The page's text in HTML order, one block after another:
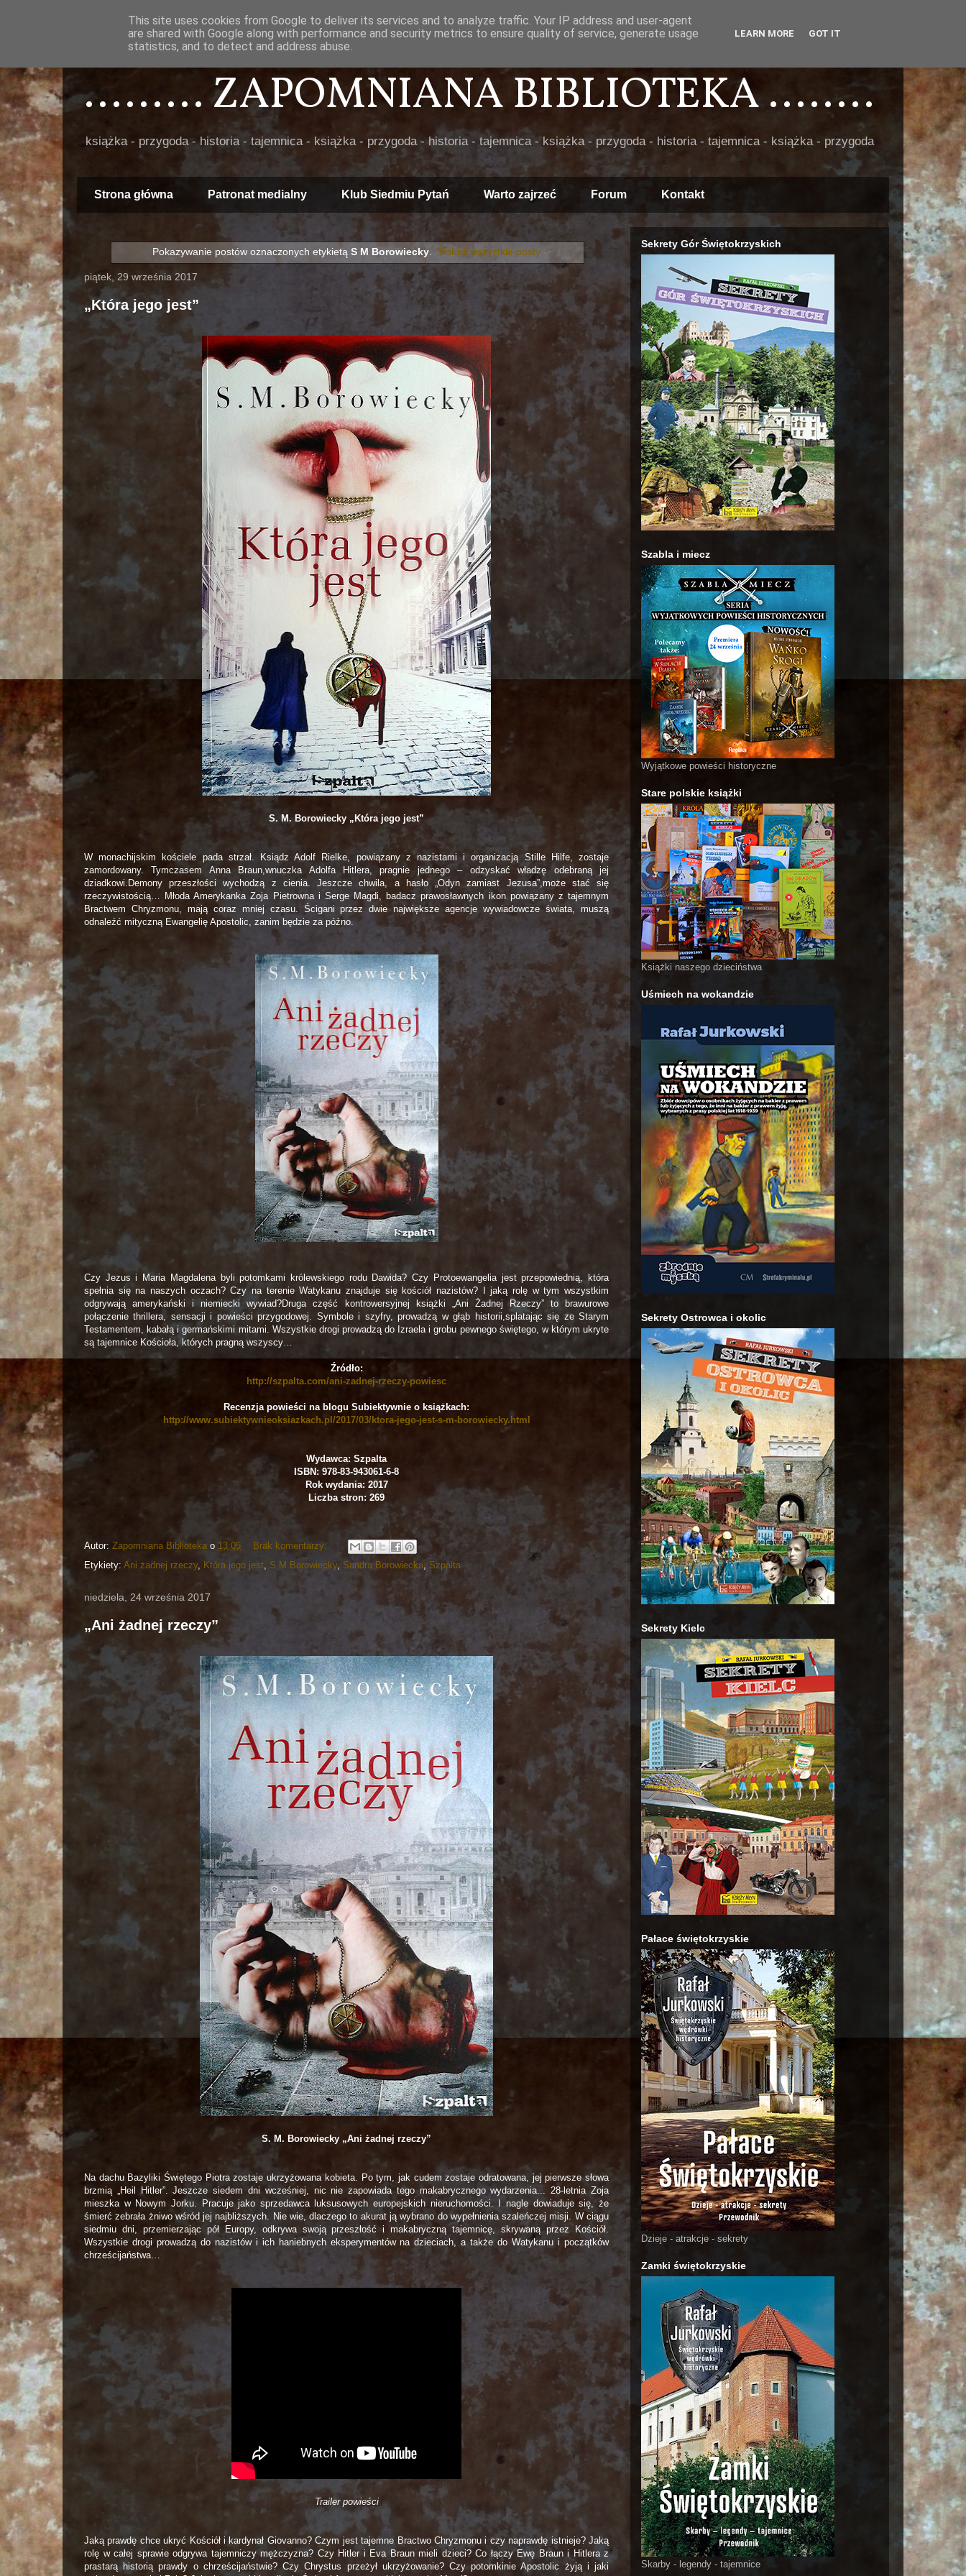
......... ZAPOMNIANA BIBLIOTEKA ........
książka - przygoda - historia - tajemnica - książka - przygoda - historia - tajemnica - książka - przygoda - historia - tajemnica - książka - przygoda
Strona główna Patronat medialny Klub Siedmiu Pytań Warto zajrzeć Forum Kontakt
Pokazywanie postów oznaczonych etykietąS M Borowiecky. Pokaż wszystkie posty
piątek, 29 września 2017
„Która jego jest”
S. M. Borowiecky „Która jego jest”
W monachijskim kościele pada strzał. Ksiądz Adolf Rielke, powiązany z nazistami i organizacją Stille Hilfe, zostaje
zamordowany. Tymczasem Anna Braun,wnuczka Adolfa Hitlera, pragnie jednego – odzyskać władzę odebraną jej
dziadkowi.Demony przeszłości wychodzą z cienia. Jeszcze chwila, a hasło „Odyn zamiast Jezusa”,może stać się
rzeczywistością… Młoda Amerykanka Zoja Pietrowna i Serge Magdi, badacz prawosławnych ikon powiązany z tajemnym
Bractwem Chryzmonu, mają coraz mniej czasu. Ścigani przez dwie największe agencje wywiadowcze świata, muszą
odnaleźć mityczną Ewangelię Apostolic, zanim będzie za późno.
Czy Jezus i Maria Magdalena byli potomkami królewskiego rodu Dawida? Czy Protoewangelia jest przepowiednią, która
spełnia się na naszych oczach? Czy na terenie Watykanu znajduje się kościół nazistów? I jaką rolę w tym wszystkim
odgrywają amerykański i niemiecki wywiad?Druga część kontrowersyjnej książki „Ani Żadnej Rzeczy” to brawurowe
połączenie thrillera, sensacji i powieści przygodowej. Symbole i szyfry, prowadzą w głąb historii,splatając się ze Starym
Testamentem, kabałą i germańskimi mitami. Wszystkie drogi prowadzą do Izraela i grobu pewnego świętego, w którym ukryte
są tajemnice Kościoła, których pragną wszyscy…
Źródło:
http://szpalta.com/ani-zadnej-rzeczy-powiesc
Recenzja powieści na blogu Subiektywnie o książkach:
http://www.subiektywnieoksiazkach.pl/2017/03/ktora-jego-jest-s-m-borowiecky.html
Wydawca: Szpalta
ISBN: 978-83-943061-6-8
Rok wydania: 2017
Liczba stron: 269
Autor: Zapomniana Biblioteka o 13:05
Brak komentarzy:
Etykiety: Ani żadnej rzeczy Która jego jest S M Borowiecky Sandra Borowiecka Szpalta
niedziela, 24 września 2017
„Ani żadnej rzeczy”
S. M. Borowiecky „Ani żadnej rzeczy”
Na dachu Bazyliki Świętego Piotra zostaje ukrzyżowana kobieta. Po tym, jak cudem zostaje odratowana, jej pierwsze słowa
brzmią „Heil Hitler”. Jeszcze siedem dni wcześniej, nic nie zapowiada tego makabrycznego wydarzenia... 28-letnia Zoja
mieszka w Nowym Jorku. Pracuje jako sprzedawca luksusowych europejskich nieruchomości. I nagle dowiaduje się, że
śmierć zebrała żniwo wśród jej najbliższych. Nie wie, dlaczego to akurat ją wybrano do wypełnienia szaleńczej misji. W ciągu
siedmiu dni, przemierzając pół Europy, odkrywa swoją przeszłość i makabryczną tajemnicę, skrywaną przez Kościół.
Wszystkie drogi prowadzą do nazistów i ich haniebnych eksperymentów na dzieciach, a także do Watykanu i początków
chrześcijaństwa…
Trailer powieści
Jaką prawdę chce ukryć Kościół i kardynał Giovanno? Czym jest tajemne Bractwo Chryzmonu i czy naprawdę istnieje? Jaką
rolę w całej sprawie odgrywa tajemniczy mężczyzna? Czy Hitler i Eva Braun mieli dzieci? Co łączy Ewę Braun i Hitlera z
prastarą historią prawdy o chrześcijaństwie? Czy Chrystus przeżył ukrzyżowanie? Czy potomkinie Apostolic żyją i jaki
Sekrety Gór Świętokrzyskich
Szabla i miecz
Wyjątkowe powieści historyczne
Stare polskie książki
Książki naszego dzieciństwa
Uśmiech na wokandzie
Sekrety Ostrowca i okolic
Sekrety Kielc
Pałace świętokrzyskie
Dzieje - atrakcje - sekrety
Zamki świętokrzyskie
Skarby - legendy - tajemnice
This site uses cookies from Google to deliver its services and to analyze traffic. Your IP address and user-agent
are shared with Google along with performance and security metrics to ensure quality of service, generate usage
statistics, and to detect and address abuse.
LEARN MORE GOT IT